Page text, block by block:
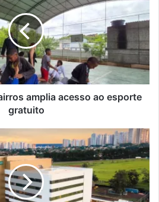
amplia acesso ao esporte
gratuito